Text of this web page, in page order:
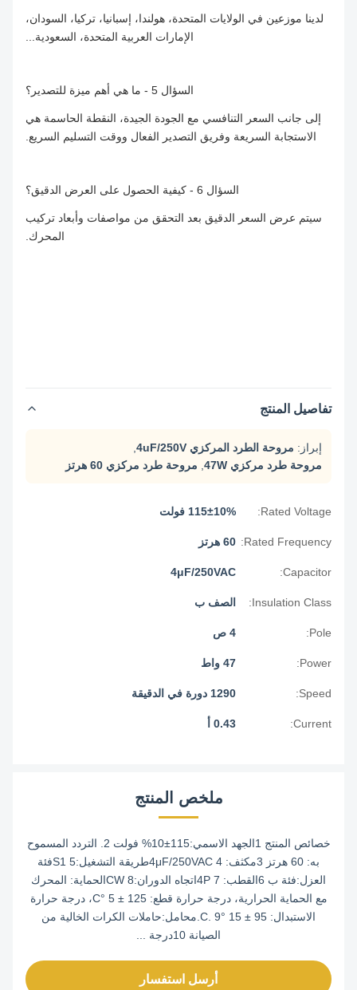
لدينا موزعين في الولايات المتحدة، هولندا، إسبانيا، تركيا، السودان،
الإمارات العربية المتحدة، السعودية...
السؤال 5 - ما هي أهم ميزة للتصدير؟
إلى جانب السعر التنافسي مع الجودة الجيدة، النقطة الحاسمة هي
الاستجابة السريعة وفريق التصدير الفعال ووقت التسليم السريع.
السؤال 6 - كيفية الحصول على العرض الدقيق؟
سيتم عرض السعر الدقيق بعد التحقق من مواصفات وأبعاد تركيب
المحرك.
تفاصيل المنتج
مروحة الطرد المركزي 4uF/250V
,
مروحة طرد مركزي 47W
,مروحة طرد مركزي 60 هرتز
Rated Voltage: 115±10% فولت
Rated Frequency: 60 هرتز
Capacitor:
4μF/250VAC
Insulation Class: الصف ب
Power:
Speed:
Current:
ملخص المنتج
خصائص المنتج 1الجهد الاسمي:115±10% فولت 2. التردد المسموح
به: 60 هرتز 3مكثف: 4μF/250VAC 4طريقة التشغيل:S1 5فئة
العزل:فئة ب 6القطب: 4P 7اتجاه الدوران:CW 8الحماية: المحرك
مع الحماية الحرارية، درجة حرارة قطع: 125 ± 5 °C، درجة حرارة
الاستبدال: 95 ± 15 °C. 9.محامل:حاملات الكرات الخالية من
الصيانة 10درجة ...
أرسل استفسار